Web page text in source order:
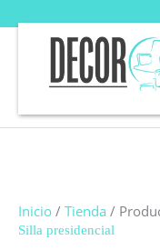
al
Inicio / Tienda /
Silla presidencial